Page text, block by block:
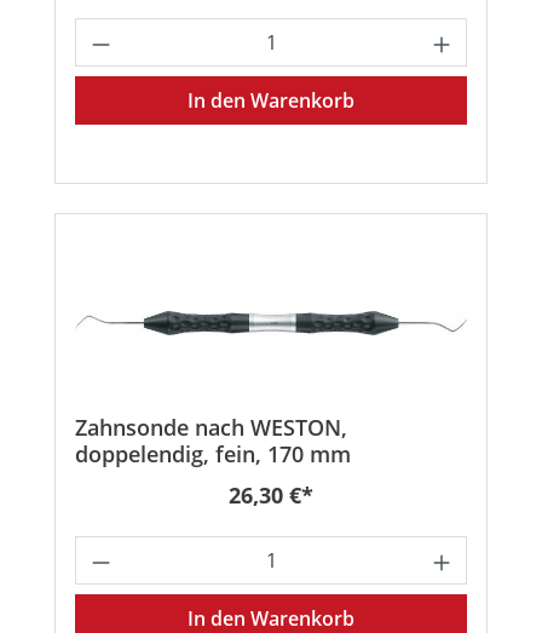
Produkt Anzahl: Gib den
In den Warenkorb
Zahnsonde nach WESTON,
doppelendig, fein, 170 mm
Regulärer Preis:
26,30 €*
Produkt Anzahl: Gib den
In den Warenkorb